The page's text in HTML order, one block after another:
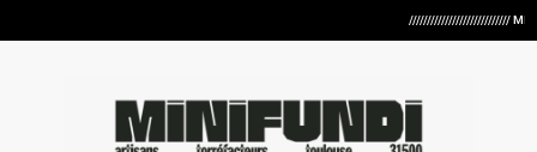
////////////////////////////